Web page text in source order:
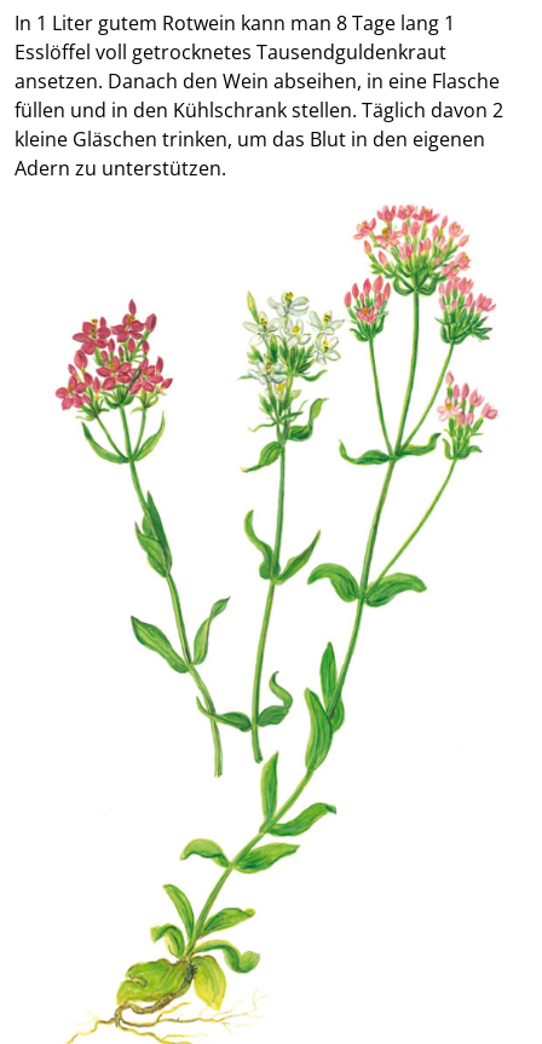
In 1 Liter gutem Rotwein kann man 8 Tage lang 1
Esslöffel voll getrocknetes Tausendguldenkraut
ansetzen. Danach den Wein abseihen, in eine Flasche
füllen und in den Kühlschrank stellen. Täglich davon 2
kleine Gläschen trinken, um das Blut in den eigenen
Adern zu unterstützen.